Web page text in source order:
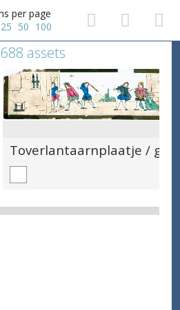
per page
25 50 100
688 assets